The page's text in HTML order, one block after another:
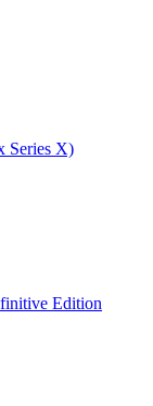
Series X)
Edition